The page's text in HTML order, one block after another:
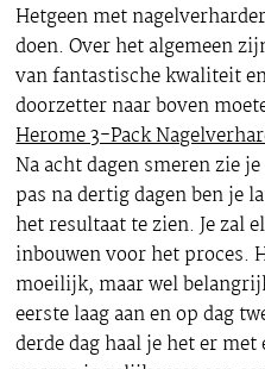
Hetgeen met
doen. Over het algemeen
van fantastische kwaliteit
doorzetter naar boven
Herome 3-Pack
Na acht dagen smeren zie
pas na dertig dagen ben je
het resultaat te zien. Je zal
inbouwen voor het proces.
moeilijk, maar wel
eerste laag aan en op dag
derde dag haal je het er